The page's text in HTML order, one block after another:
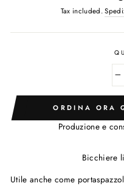
Tax included.
ORDINA ORA
Produzione e
Bicchiere
Utile anche come